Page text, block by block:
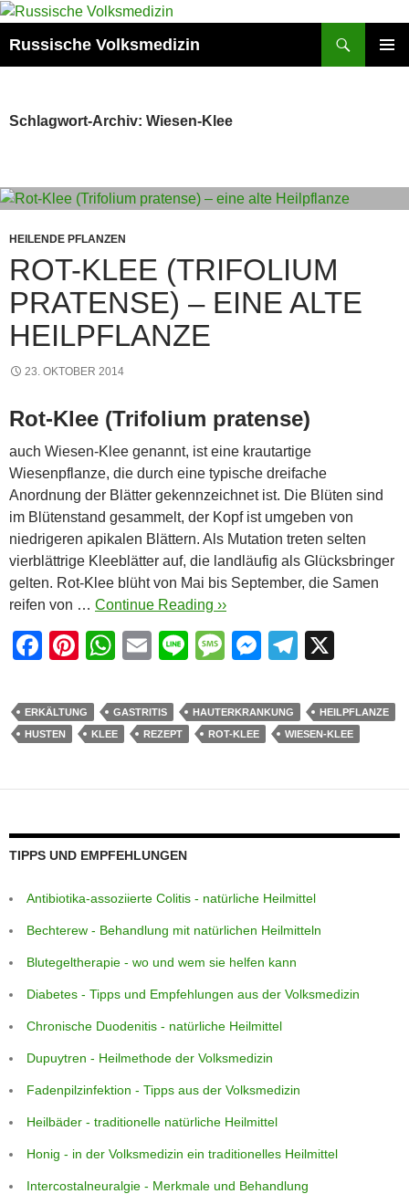
Zum
springen
Russische Volksmedizin
Schlagwort-Archiv: Wiesen-Klee
HEILENDE PFLANZEN
ROT-KLEE (TRIFOLIUM
PRATENSE) – EINE ALTE
HEILPFLANZE
23. OKTOBER 2014
Rot-Klee (Trifolium pratense)
auch Wiesen-Klee genannt, ist eine krautartige
Wiesenpflanze, die durch eine typische dreifache
Anordnung der Blätter gekennzeichnet ist. Die Blüten sind
im Blütenstand gesammelt, der Kopf ist umgeben von
niedrigeren apikalen Blättern. Als Mutation treten selten
vierblättrige Kleeblätter auf, die landläufig als Glücksbringer
gelten. Rot-Klee blüht von Mai bis September, die Samen
reifen von … Continue Reading ››
F
c
e
o
k
Pi
er
e
W
at
s
p
E
ail
Li
e
M
ss
a
e
M
ss
e
g
T
e
gr
m
ERKÄLTUNG GASTRITIS HAUTERKRANKUNG
HEILPFLANZE
HUSTEN
KLEE REZEPT ROT-KLEE WIESEN-KLEE
TIPPS UND EMPFEHLUNGEN
Antibiotika-assoziierte Colitis - natürliche Heilmittel
Bechterew - Behandlung mit natürlichen Heilmitteln
Blutegeltherapie - wo und wem sie helfen kann
Diabetes - Tipps und Empfehlungen aus der Volksmedizin
Chronische Duodenitis - natürliche Heilmittel
Dupuytren - Heilmethode der Volksmedizin
Fadenpilzinfektion - Tipps aus der Volksmedizin
Heilbäder - traditionelle natürliche Heilmittel
Honig - in der Volksmedizin ein traditionelles Heilmittel
Intercostalneuralgie - Merkmale und Behandlung